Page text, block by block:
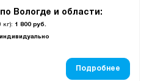
Вологде и области:
кг): 1 800 руб.
Подробнее